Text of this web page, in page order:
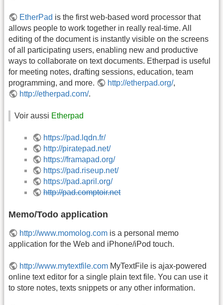
EtherPad is the first web-based word processor that
allows people to work together in really real-time. All
editing of the document is instantly visible on the screens
of all participating users, enabling new and productive
ways to collaborate on text documents. Etherpad is useful
for meeting notes, drafting sessions, education, team
programming, and more.
http://etherpad.org/,
http://etherpad.com/.
Voir aussi Etherpad
https://pad.lqdn.fr/
http://piratepad.net/
https://framapad.org/
https://pad.riseup.net/
https://pad.april.org/
http://pad.comptoir.net
Memo/Todo application
http://www.momolog.com is a personal memo
application for the Web and iPhone/iPod touch.
http://www.mytextfile.com MyTextFile is ajax-powered
online text editor for a single plain text file. You can use it
to store notes, texts snippets or any other information.